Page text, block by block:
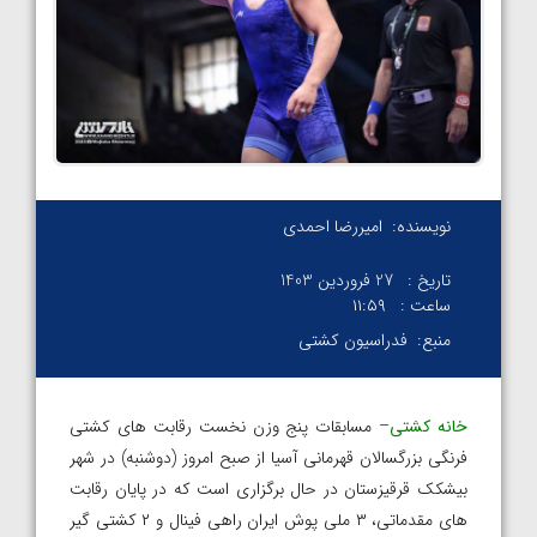
نویسنده: امیررضا احمدی
تاریخ : 27 فروردین 1403
ساعت :
۱۱:۵۹
منبع: فدراسیون کشتی
خانه کشتی– مسابقات پنج وزن نخست رقابت های کشتی
فرنگی بزرگسالان قهرمانی آسیا از صبح امروز (دوشنبه) در شهر
بیشکک قرقیزستان در حال برگزاری است که در پایان رقابت
های مقدماتی، ۳ ملی پوش ایران راهی فینال و ۲ کشتی گیر